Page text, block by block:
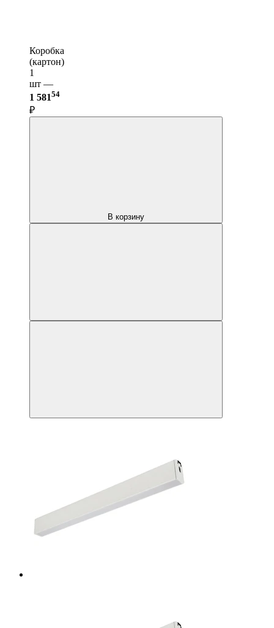
Коробка
(картон)
1
шт —
1 58154
₽
В корзину